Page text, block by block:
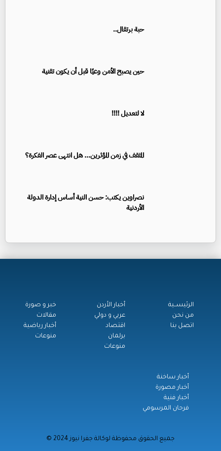
حبة برتقال..
حين يصبح الأمن وعيًا قبل أن يكون تقنية
لا لتعديل !!!!
المثقف في زمن المؤثرين... هل انتهى عصر الفكرة؟
نصراوين يكتب: حسن النية أساس إدارة الدولة
الأردنية
الرئيســية
من نحن
اتصل بنا
أخبار الأردن
عربي و دولي
اقتصاد
برلمان
منوعات
خبر و صورة
مقالات
أخبار رياضية
منوعات
أخبار ساخنة
أخبار مصورة
أخبار فنية
فرحان المرسومي
© جميع الحقوق محفوظة لوكالة جفرا نيوز 2024